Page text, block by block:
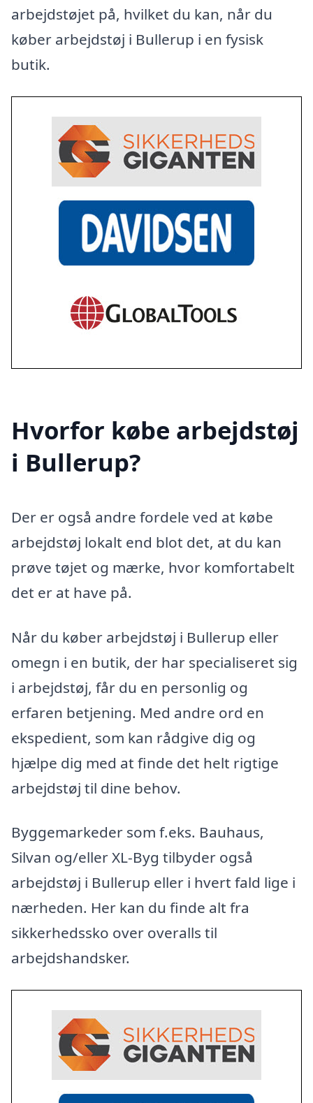
arbejdstøjet på, hvilket du kan, når du
køber arbejdstøj i Bullerup i en fysisk
butik.
Hvorfor købe arbejdstøj
i Bullerup?
Der er også andre fordele ved at købe
arbejdstøj lokalt end blot det, at du kan
prøve tøjet og mærke, hvor komfortabelt
det er at have på.
Når du køber arbejdstøj i Bullerup eller
omegn i en butik, der har specialiseret sig
i arbejdstøj, får du en personlig og
erfaren betjening. Med andre ord en
ekspedient, som kan rådgive dig og
hjælpe dig med at finde det helt rigtige
arbejdstøj til dine behov.
Byggemarkeder som f.eks. Bauhaus,
Silvan og/eller XL-Byg tilbyder også
arbejdstøj i Bullerup eller i hvert fald lige i
nærheden. Her kan du finde alt fra
sikkerhedssko over overalls til
arbejdshandsker.